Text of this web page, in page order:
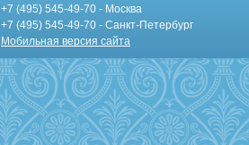
+7 (495) 545-49-70 - Москва
+7 (495) 545-49-70 - Санкт-Петербург
Мобильная версия сайта